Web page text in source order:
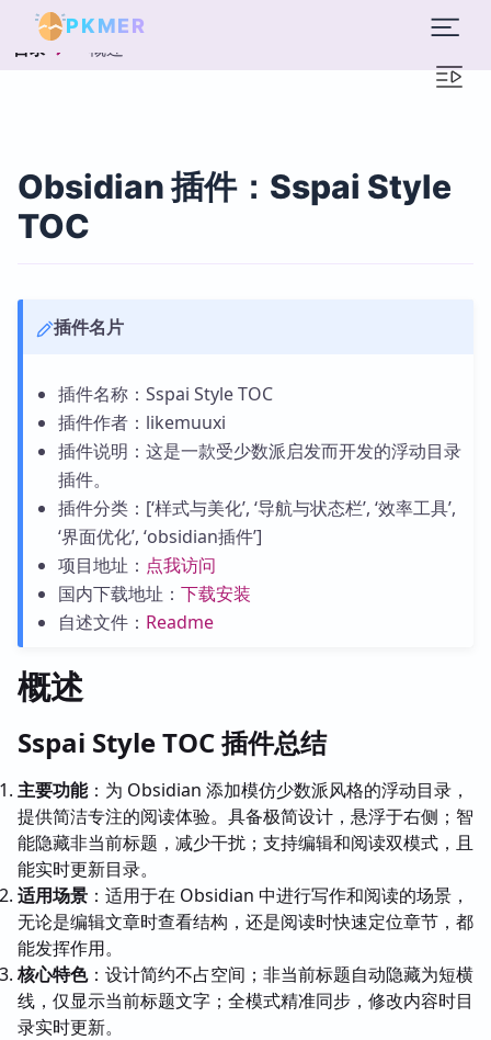
PKMER
目录 概述
Obsidian 插件：Sspai Style
TOC
插件名片
插件名称：Sspai Style TOC
插件作者：likemuuxi
插件说明：这是一款受少数派启发而开发的浮动目录
插件。
插件分类：[‘样式与美化’, ‘导航与状态栏’, ‘效率工具’,
‘界面优化’, ‘obsidian插件’]
项目地址： 点我访问
国内下载地址： 下载安装
自述文件： Readme
概述
Sspai Style TOC 插件总结
主要功能：为 Obsidian 添加模仿少数派风格的浮动目录，
提供简洁专注的阅读体验。具备极简设计，悬浮于右侧；智
能隐藏非当前标题，减少干扰；支持编辑和阅读双模式，且
能实时更新目录。
适用场景 ：适用于在 Obsidian 中进行写作和阅读的场景，
无论是编辑文章时查看结构，还是阅读时快速定位章节，都
能发挥作用。
核心特色：设计简约不占空间；非当前标题自动隐藏为短横
线，仅显示当前标题文字；全模式精准同步，修改内容时目
录实时更新。